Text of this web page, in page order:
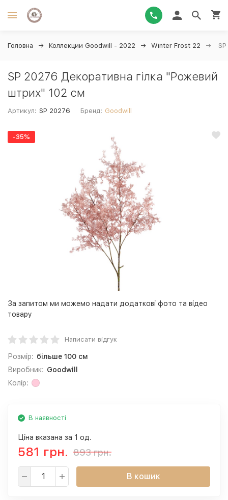
Головна Коллекции Goodwill - 2022 Winter Frost 22
SP 20276 Декоративна гілка "Рожевий
штрих" 102 см
Артикул: SP 20276 Бренд: Goodwill
-35%
За запитом ми можемо надати додаткові фото та відео
товару
Написати відгук
Розмір: більше 100 см
Виробник: Goodwill
Колір:
В наявності
Ціна вказана за 1 од.
581 грн. 893 грн.
В кошик